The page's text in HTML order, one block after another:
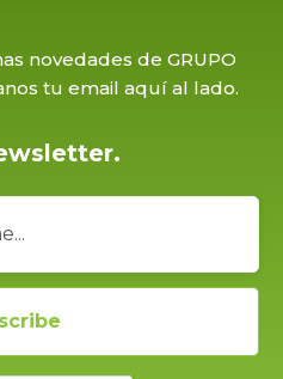
novedades de GRUPO
tu email aquí al lado.